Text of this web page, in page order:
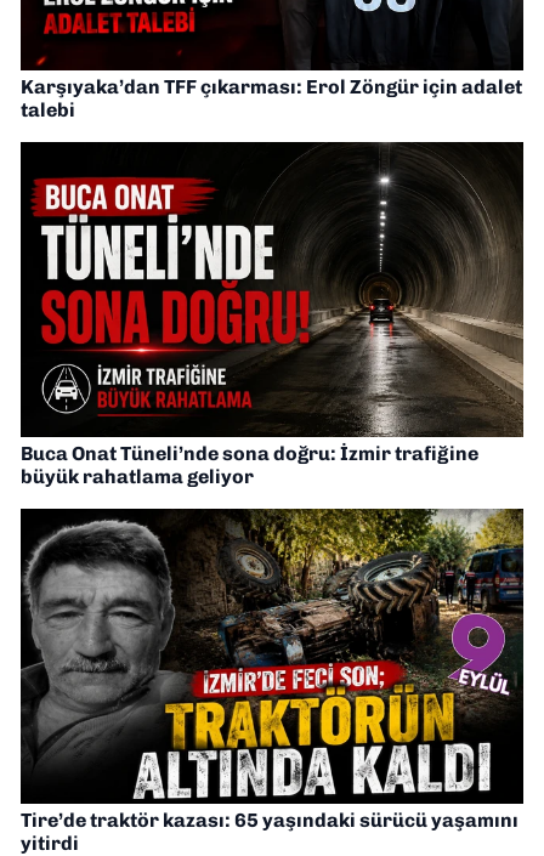
Karşıyaka’dan TFF çıkarması: Erol Zöngür için adalet
talebi
Buca Onat Tüneli’nde sona doğru: İzmir trafiğine
büyük rahatlama geliyor
Tire’de traktör kazası: 65 yaşındaki sürücü yaşamını
yitirdi